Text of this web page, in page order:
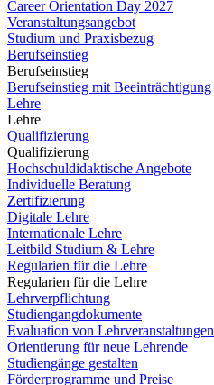
Career Orientation Day 2027
Veranstaltungsangebot
Studium und Praxisbezug
Berufseinstieg
Berufseinstieg
Berufseinstieg mit Beeinträchtigung
Lehre
Lehre
Qualifizierung
Qualifizierung
Hochschuldidaktische Angebote
Individuelle Beratung
Zertifizierung
Digitale Lehre
Internationale Lehre
Leitbild Studium & Lehre
Regularien für die Lehre
Regularien für die Lehre
Lehrverpflichtung
Studiengangdokumente
Evaluation von Lehrveranstaltungen
Orientierung für neue Lehrende
Studiengänge gestalten
Förderprogramme und Preise